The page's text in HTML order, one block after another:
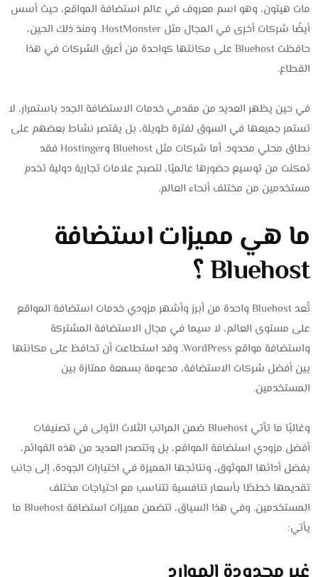
مات هيتون، وهو اسم معروف في عالم استضافة المواقع، حيث أسس
أيضًا شركات أخرى في المجال مثل HostMonster. ومنذ ذلك الحين،
حافظت Bluehost على مكانتها كواحدة من أعرق الشركات في هذا
القطاع.
في حين يظهر العديد من مقدمي خدمات الاستضافة الجدد باستمرار، لا
تستمر جميعها في السوق لفترة طويلة، بل يقتصر نشاط بعضهم على
نطاق محلي محدود. أما شركات مثل Bluehost وHostinger فقد
تمكنت من توسيع حضورها عالميًا، لتصبح علامات تجارية دولية تخدم
مستخدمين من مختلف أنحاء العالم.
ما هي مميزات استضافة
Bluehost ؟
تُعد Bluehost واحدة من أبرز وأشهر مزودي خدمات استضافة المواقع
على مستوى العالم، لا سيما في مجال الاستضافة المشتركة
واستضافة مواقع WordPress. وقد استطاعت أن تحافظ على مكانتها
بين أفضل شركات الاستضافة، مدعومة بسمعة ممتازة بين
المستخدمين.
وغالبًا ما تأتي Bluehost ضمن المراتب الثلاث الأولى في تصنيفات
أفضل مزودي استضافة المواقع، بل وتتصدر العديد من هذه القوائم،
بفضل أدائها الموثوق، ونتائجها المميزة في اختبارات الجودة، إلى جانب
تقديمها خططًا بأسعار تنافسية تتناسب مع احتياجات مختلف
المستخدمين. وفي هذا السياق، تتضمن مميزات استضافة Bluehost ما
يأتي: